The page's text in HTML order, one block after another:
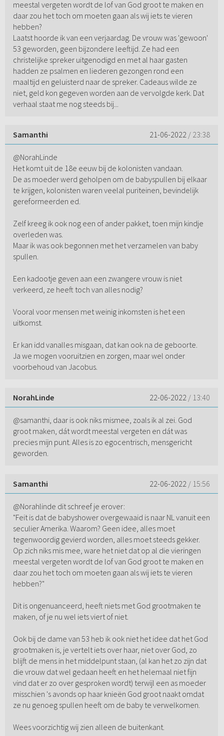
meestal vergeten wordt de lof van God groot te maken en
daar zou het toch om moeten gaan als wij iets te vieren
hebben?
Laatst hoorde ik van een verjaardag. De vrouw was 'gewoon'
53 geworden, geen bijzondere leeftijd. Ze had een
christelijke spreker uitgenodigd en met al haar gasten
hadden ze psalmen en liederen gezongen rond een
maaltijd en geluisterd naar de spreker. Cadeaus wilde ze
niet, geld kon gegeven worden aan de vervolgde kerk. Dat
verhaal staat me nog steeds bij...
Samanthi 21-06-2022 / 23:38
@NorahLinde
Het komt uit de 18e eeuw bij de kolonisten vandaan.
De as moeder werd geholpen om de babyspullen bij elkaar
te krijgen, kolonisten waren veelal puriteinen, bevindelijk
gereformeerden ed.
Zelf kreeg ik ook nog een of ander pakket, toen mijn kindje
overleden was.
Maar ik was ook begonnen met het verzamelen van baby
spullen.
Een kadootje geven aan een zwangere vrouw is niet
verkeerd, ze heeft toch van alles nodig?
Vooral voor mensen met weinig inkomsten is het een
uitkomst.
Er kan idd vanalles misgaan, dat kan ook na de geboorte.
Ja we mogen vooruitzien en zorgen, maar wel onder
voorbehoud van Jacobus.
NorahLinde 22-06-2022 / 13:40
@samanthi, daar is ook niks mismee, zoals ik al zei. God
groot maken, dát wordt meestal vergeten en dát was
precies mijn punt. Alles is zo egocentrisch, mensgericht
geworden.
Samanthi 22-06-2022 / 15:56
@Norahlinde dit schreef je erover:
"Feit is dat de babyshower overgewaaid is naar NL vanuit een
seculier Amerika. Waarom? Geen idee, alles moet
tegenwoordig gevierd worden, alles moet steeds gekker.
Op zich niks mis mee, ware het niet dat op al die vieringen
meestal vergeten wordt de lof van God groot te maken en
daar zou het toch om moeten gaan als wij iets te vieren
hebben?"
Dit is ongenuanceerd, heeft niets met God grootmaken te
maken, of je nu wel iets viert of niet.
Ook bij de dame van 53 heb ik ook niet het idee dat het God
grootmaken is, je vertelt iets over haar, niet over God, zo
blijft de mens in het middelpunt staan, (al kan het zo zijn dat
die vrouw dat wel gedaan heeft en het helemaal niet fijn
vind dat er zo over gesproken wordt) terwijl een as moeder
misschien 's avonds op haar knieën God groot naakt omdat
ze nu genoeg spullen heeft om de baby te verwelkomen.
Wees voorzichtig wij zien alleen de buitenkant.